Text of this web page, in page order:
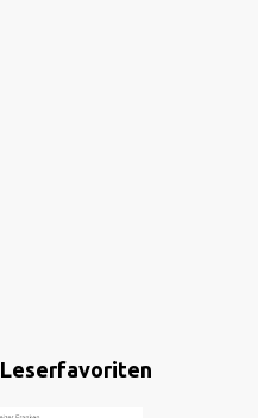
Leserfavoriten